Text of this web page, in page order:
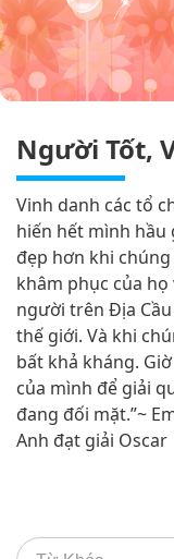
Người Tốt,
Vinh danh các tổ
hiến hết mình
đẹp hơn khi
khâm phục của
người trên Địa
thế giới. Và khi
bất khả kháng.
của mình để giải
đang đối mặt.”~
Anh đạt giải Oscar